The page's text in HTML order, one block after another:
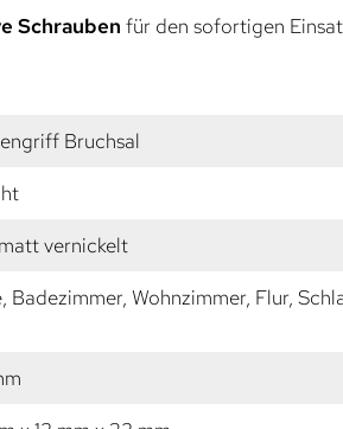
Schrauben für den sofortigen
Bruchsal
vernickelt
Badezimmer, Wohnzimmer, Flur,